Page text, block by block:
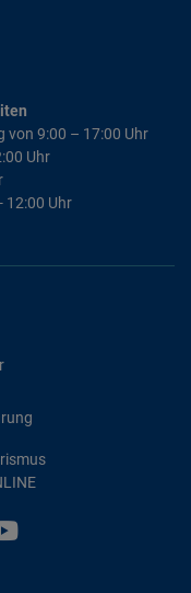
von 9:00 – 17:00 Uhr
Uhr
12:00 Uhr